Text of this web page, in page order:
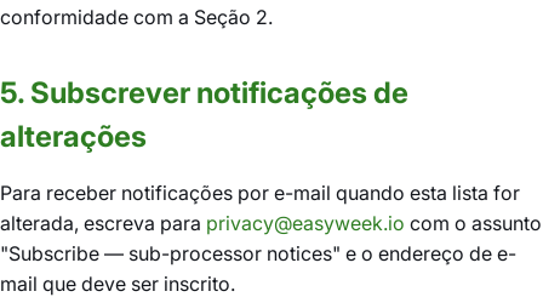
conformidade com a Seção 2.
5. Subscrever notificações de
alterações
Para receber notificações por e-mail quando esta lista for
alterada, escreva para privacy@easyweek.io com o assunto
"Subscribe — sub-processor notices" e o endereço de e-
mail que deve ser inscrito.